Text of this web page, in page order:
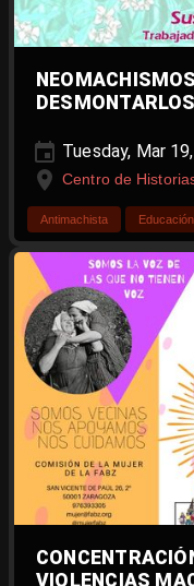
DESMONTARLOS
Tuesday, Mar
Centro de
Antimachista Educación
VIOLENCIAS